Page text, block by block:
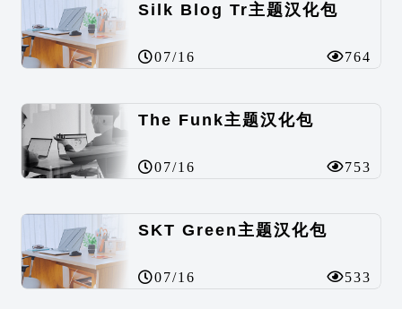
Silk Blog Tr主题汉化包
07/16 764
The Funk主题汉化包
07/16 753
SKT Green主题汉化包
07/16 533